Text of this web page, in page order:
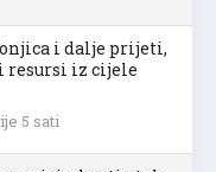
i dalje prijeti,
resursi iz cijele
5 sati